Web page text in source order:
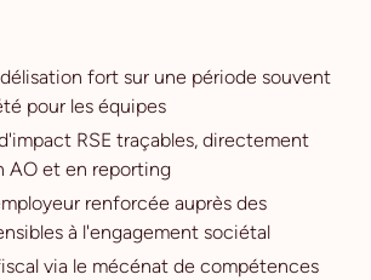
fort sur une période souvent
pour les équipes
RSE traçables, directement
AO et en reporting
renforcée auprès des
à l'engagement sociétal
via le mécénat de compétences